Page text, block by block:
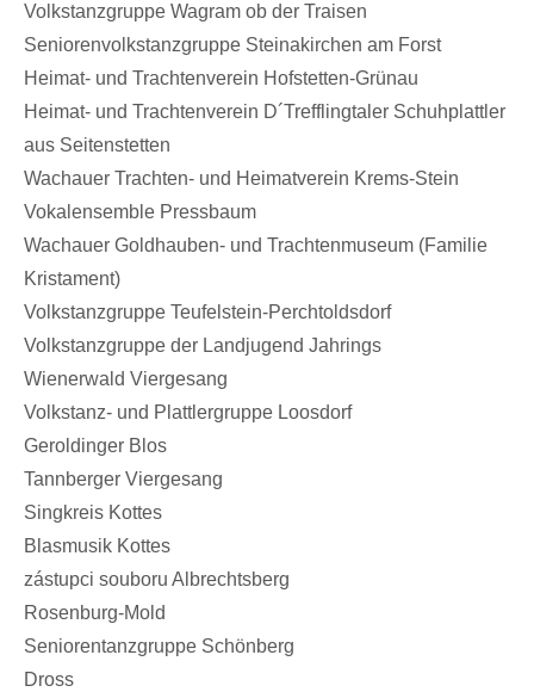
Volkstanzgruppe Wagram ob der Traisen
Seniorenvolkstanzgruppe Steinakirchen am Forst
Heimat- und Trachtenverein Hofstetten-Grünau
Heimat- und Trachtenverein D´Trefflingtaler Schuhplattler
aus Seitenstetten
Wachauer Trachten- und Heimatverein Krems-Stein
Vokalensemble Pressbaum
Wachauer Goldhauben- und Trachtenmuseum (Familie
Kristament)
Volkstanzgruppe Teufelstein-Perchtoldsdorf
Volkstanzgruppe der Landjugend Jahrings
Wienerwald Viergesang
Volkstanz- und Plattlergruppe Loosdorf
Geroldinger Blos
Tannberger Viergesang
Singkreis Kottes
Blasmusik Kottes
zástupci souboru Albrechtsberg
Rosenburg-Mold
Seniorentanzgruppe Schönberg
Dross